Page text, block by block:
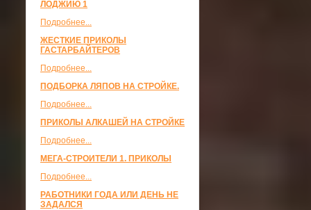
ЛОДЖИЮ 1
Подробнее...
ЖЕСТКИЕ ПРИКОЛЫ
ГАСТАРБАЙТЕРОВ
Подробнее...
ПОДБОРКА ЛЯПОВ НА СТРОЙКЕ.
Подробнее...
ПРИКОЛЫ АЛКАШЕЙ НА СТРОЙКЕ
Подробнее...
МЕГА-СТРОИТЕЛИ 1. ПРИКОЛЫ
Подробнее...
РАБОТНИКИ ГОДА ИЛИ ДЕНЬ НЕ
ЗАДАЛСЯ